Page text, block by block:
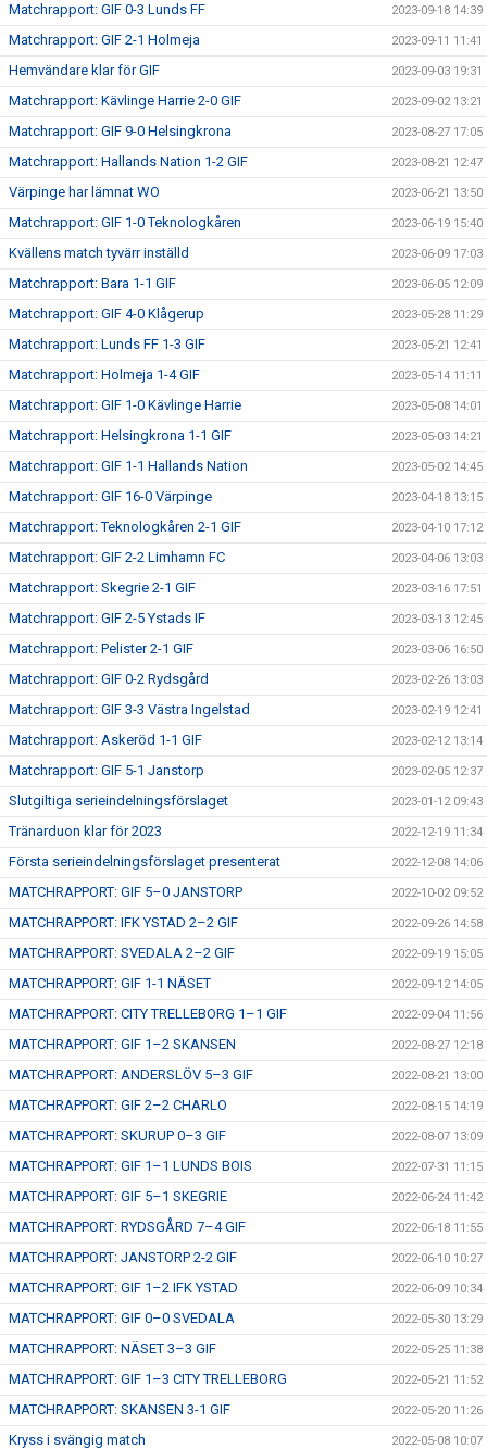
Matchrapport: GIF 0-3 Lunds FF 2023-09-18 14:39
Matchrapport: GIF 2-1 Holmeja 2023-09-11 11:41
Hemvändare klar för GIF 2023-09-03 19:31
Matchrapport: Kävlinge Harrie 2-0 GIF 2023-09-02 13:21
Matchrapport: GIF 9-0 Helsingkrona 2023-08-27 17:05
Matchrapport: Hallands Nation 1-2 GIF 2023-08-21 12:47
Värpinge har lämnat WO 2023-06-21 13:50
Matchrapport: GIF 1-0 Teknologkåren 2023-06-19 15:40
Kvällens match tyvärr inställd 2023-06-09 17:03
Matchrapport: Bara 1-1 GIF 2023-06-05 12:09
Matchrapport: GIF 4-0 Klågerup 2023-05-28 11:29
Matchrapport: Lunds FF 1-3 GIF 2023-05-21 12:41
Matchrapport: Holmeja 1-4 GIF 2023-05-14 11:11
Matchrapport: GIF 1-0 Kävlinge Harrie 2023-05-08 14:01
Matchrapport: Helsingkrona 1-1 GIF 2023-05-03 14:21
Matchrapport: GIF 1-1 Hallands Nation 2023-05-02 14:45
Matchrapport: GIF 16-0 Värpinge 2023-04-18 13:15
Matchrapport: Teknologkåren 2-1 GIF 2023-04-10 17:12
Matchrapport: GIF 2-2 Limhamn FC 2023-04-06 13:03
Matchrapport: Skegrie 2-1 GIF 2023-03-16 17:51
Matchrapport: GIF 2-5 Ystads IF 2023-03-13 12:45
Matchrapport: Pelister 2-1 GIF 2023-03-06 16:50
Matchrapport: GIF 0-2 Rydsgård 2023-02-26 13:03
Matchrapport: GIF 3-3 Västra Ingelstad 2023-02-19 12:41
Matchrapport: Askeröd 1-1 GIF 2023-02-12 13:14
Matchrapport: GIF 5-1 Janstorp 2023-02-05 12:37
Slutgiltiga serieindelningsförslaget 2023-01-12 09:43
Tränarduon klar för 2023 2022-12-19 11:34
Första serieindelningsförslaget presenterat 2022-12-08 14:06
MATCHRAPPORT: GIF 5–0 JANSTORP 2022-10-02 09:52
MATCHRAPPORT: IFK YSTAD 2–2 GIF 2022-09-26 14:58
MATCHRAPPORT: SVEDALA 2–2 GIF 2022-09-19 15:05
MATCHRAPPORT: GIF 1-1 NÄSET 2022-09-12 14:05
MATCHRAPPORT: CITY TRELLEBORG 1–1 GIF 2022-09-04 11:56
MATCHRAPPORT: GIF 1–2 SKANSEN 2022-08-27 12:18
MATCHRAPPORT: ANDERSLÖV 5–3 GIF 2022-08-21 13:00
MATCHRAPPORT: GIF 2–2 CHARLO 2022-08-15 14:19
MATCHRAPPORT: SKURUP 0–3 GIF 2022-08-07 13:09
MATCHRAPPORT: GIF 1–1 LUNDS BOIS 2022-07-31 11:15
MATCHRAPPORT: GIF 5–1 SKEGRIE 2022-06-24 11:42
MATCHRAPPORT: RYDSGÅRD 7–4 GIF 2022-06-18 11:55
MATCHRAPPORT: JANSTORP 2-2 GIF 2022-06-10 10:27
MATCHRAPPORT: GIF 1–2 IFK YSTAD 2022-06-09 10:34
MATCHRAPPORT: GIF 0–0 SVEDALA 2022-05-30 13:29
MATCHRAPPORT: NÄSET 3–3 GIF 2022-05-25 11:38
MATCHRAPPORT: GIF 1–3 CITY TRELLEBORG 2022-05-21 11:52
MATCHRAPPORT: SKANSEN 3-1 GIF 2022-05-20 11:26
Kryss i svängig match 2022-05-08 10:07